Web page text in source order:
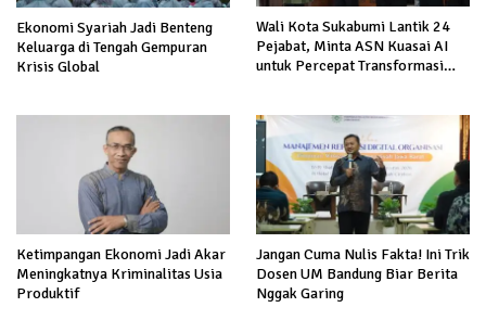
Ekonomi Syariah Jadi Benteng
Keluarga di Tengah Gempuran
Krisis Global
Wali Kota Sukabumi Lantik 24
Pejabat, Minta ASN Kuasai AI
untuk Percepat Transformasi
Ketimpangan Ekonomi Jadi Akar
Meningkatnya Kriminalitas Usia
Produktif
Jangan Cuma Nulis Fakta! Ini Trik
Dosen UM Bandung Biar Berita
Nggak Garing